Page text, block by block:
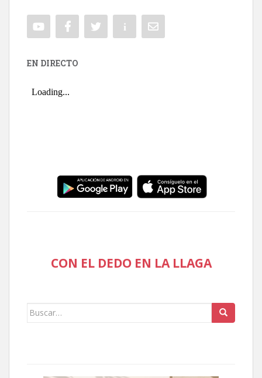
EN DIRECTO
CON EL DEDO EN LA LLAGA
Buscar: